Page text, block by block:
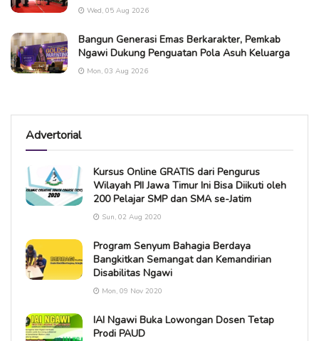
Wed, 05 Aug 2026
Bangun Generasi Emas Berkarakter, Pemkab
Ngawi Dukung Penguatan Pola Asuh Keluarga
Mon, 03 Aug 2026
Advertorial
Kursus Online GRATIS dari Pengurus
Wilayah PII Jawa Timur Ini Bisa Diikuti oleh
200 Pelajar SMP dan SMA se-Jatim
Sun, 02 Aug 2020
Program Senyum Bahagia Berdaya
Bangkitkan Semangat dan Kemandirian
Disabilitas Ngawi
Mon, 09 Nov 2020
IAI Ngawi Buka Lowongan Dosen Tetap
Prodi PAUD